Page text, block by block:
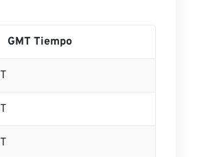
GMT Tiempo